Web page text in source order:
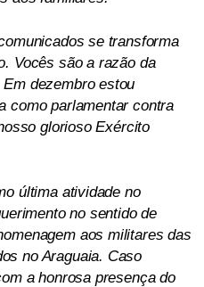
se transforma
Vocês são a razão da
dezembro estou
como parlamentar contra
glorioso Exército
última atividade no
no sentido de
aos militares das
no Araguaia. Caso
a honrosa presença do